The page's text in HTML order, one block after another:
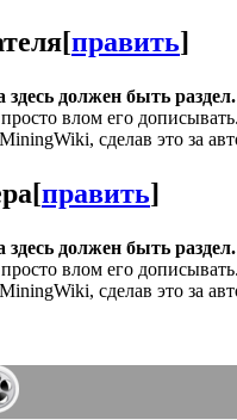
[править]
должен быть раздел.
влом его дописывать.
сделав это за
[править]
должен быть раздел.
влом его дописывать.
сделав это за